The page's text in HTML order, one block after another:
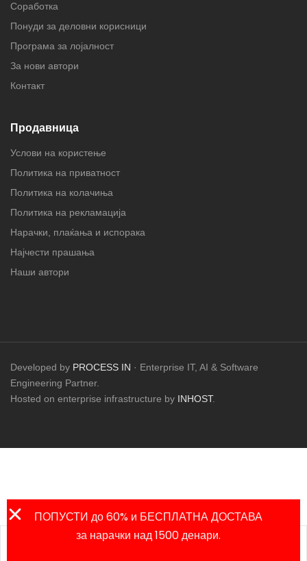
Соработка
Понуди за деловни корисници
Програма за лојалност
За нови автори
Контакт
Продавница
Услови на користење
Политика на приватност
Политика на колачиња
Политика на рекламација
Нарачки, плаќања и испорака
Најчести прашања
Наши автори
Developed by PROCESS IN · Enterprise IT, AI & Software
Engineering Partner.
Hosted on enterprise infrastructure by INHOST.
ПОПУСТИ до 60% и БЕСПЛАТНА ДОСТАВА
за нарачки над 1500 денари.